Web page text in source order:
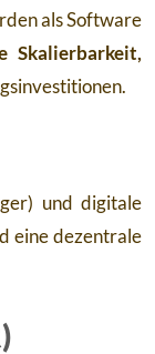
als Software
Skalierbarkeit,
und digitale
eine dezentrale